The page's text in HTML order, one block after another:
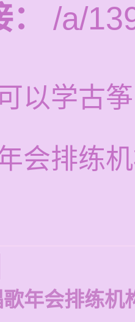
/a/
以学古
会排练
年会排练机